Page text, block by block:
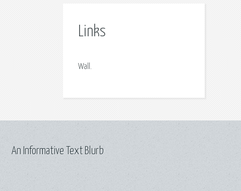
Links
Wall.
An Informative Text Blurb